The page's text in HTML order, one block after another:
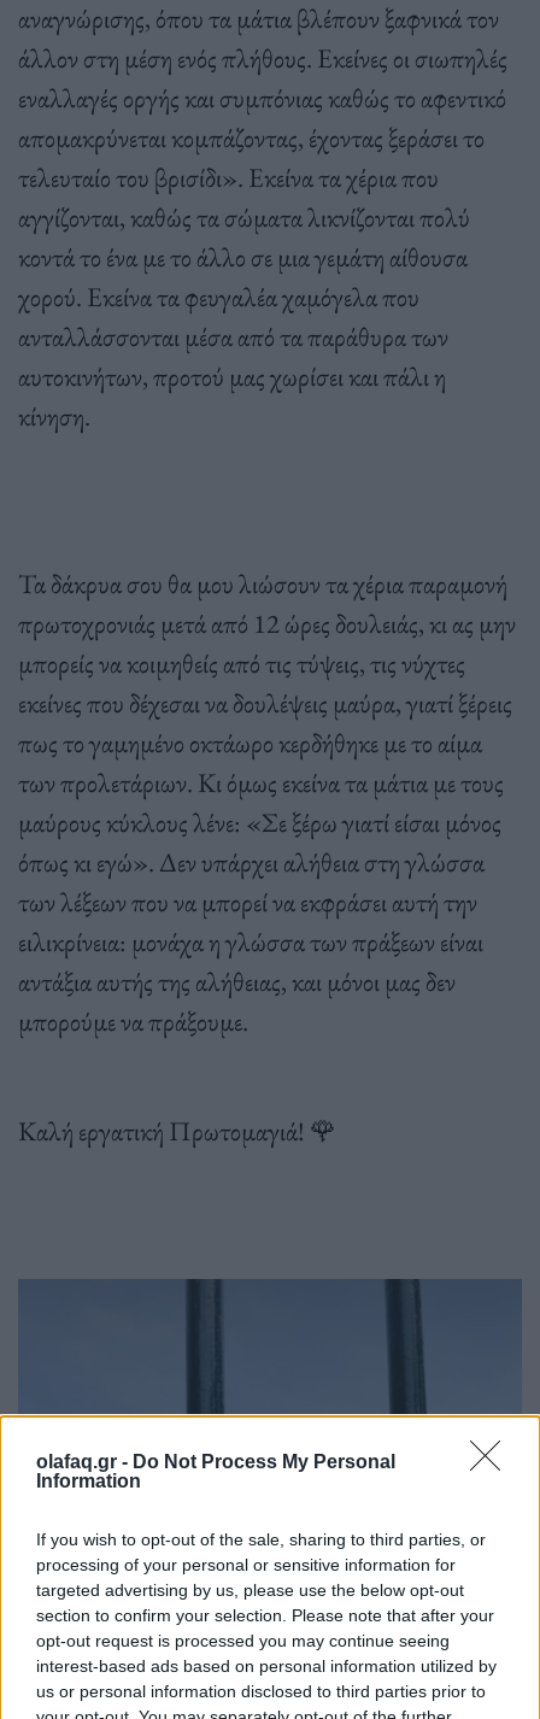
olafaq.gr - Do Not Process My Personal
Information
If you wish to opt-out of the sale, sharing to third parties, or
processing of your personal or sensitive information for
targeted advertising by us, please use the below opt-out
section to confirm your selection. Please note that after your
opt-out request is processed you may continue seeing
interest-based ads based on personal information utilized by
us or personal information disclosed to third parties prior to
αναγνώρισης, όπου τα μάτια βλέπουν ξαφνικά τον
άλλον στη μέση ενός πλήθους. Εκείνες οι σιωπηλές
εναλλαγές οργής και συμπόνιας καθώς το αφεντικό
απομακρύνεται κομπάζοντας, έχοντας ξεράσει το
τελευταίο του βρισίδι». Εκείνα τα χέρια που
αγγίζονται, καθώς τα σώματα λικνίζονται πολύ
κοντά το ένα με το άλλο σε μια γεμάτη αίθουσα
χορού. Εκείνα τα φευγαλέα χαμόγελα που
ανταλλάσσονται μέσα από τα παράθυρα των
αυτοκινήτων, προτού μας χωρίσει και πάλι η
κίνηση.
Τα δάκρυα σου θα μου λιώσουν τα χέρια παραμονή
πρωτοχρονιάς μετά από 12 ώρες δουλειάς, κι ας μην
μπορείς να κοιμηθείς από τις τύψεις, τις νύχτες
εκείνες που δέχεσαι να δουλέψεις μαύρα, γιατί ξέρεις
πως το γαμημένο οκτάωρο κερδήθηκε με το αίμα
των προλετάριων. Κι όμως εκείνα τα μάτια με τους
μαύρους κύκλους λένε: «Σε ξέρω γιατί είσαι μόνος
όπως κι εγώ». Δεν υπάρχει αλήθεια στη γλώσσα
των λέξεων που να μπορεί να εκφράσει αυτή την
ειλικρίνεια: μονάχα η γλώσσα των πράξεων είναι
αντάξια αυτής της αλήθειας, και μόνοι μας δεν
μπορούμε να πράξουμε.
Καλή εργατική Πρωτομαγιά! 🌹